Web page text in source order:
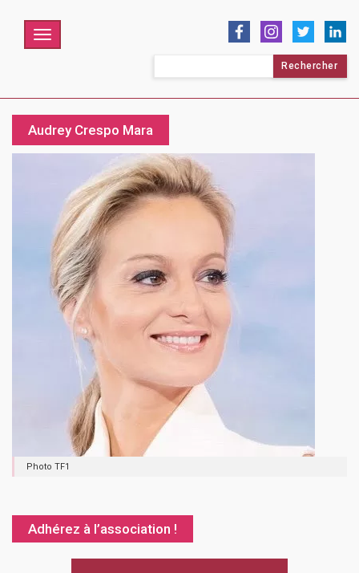
Menu
Audrey Crespo Mara
Photo TF1
Adhérez à l’association !